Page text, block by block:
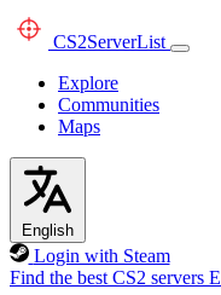
CS2ServerList
Explore
Communities
Maps
English
Login with Steam
Find the best CS2 servers